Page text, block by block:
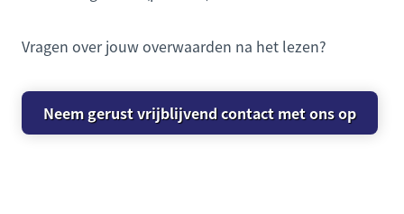
Vragen over jouw overwaarden na het lezen?
Neem gerust vrijblijvend contact met ons op